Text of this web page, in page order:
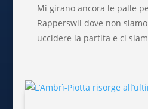
Mi girano ancora le palle
Rapperswil dove non
uccidere la partita e ci